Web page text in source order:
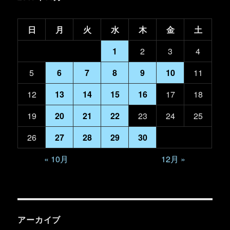
日 月 火 水 木 金
土
1
2 3
4
5
6 7 8 9 10
11
12
13 14 15 16 17
18
19
20 21 22 23 24
25
26
27 28 29
30
« 10月
12月 »
アーカイブ